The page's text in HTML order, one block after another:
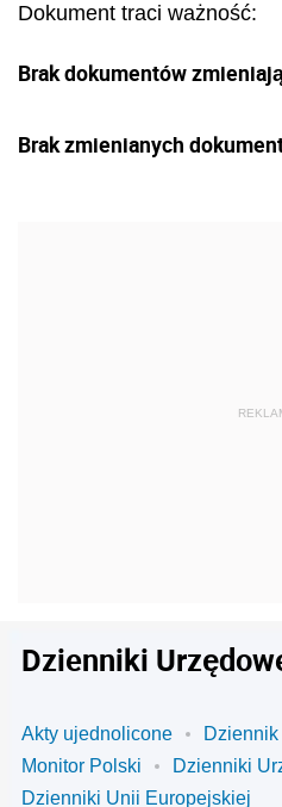
Dokument traci ważność:
Brak dokumentów
Brak zmienianych
Dzienniki
Akty ujednolicone
Monitor Polski
Dzienniki
Dzienniki Unii Europejskiej